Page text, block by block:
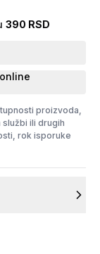
390 RSD
proizvoda,
ili drugih
rok isporuke